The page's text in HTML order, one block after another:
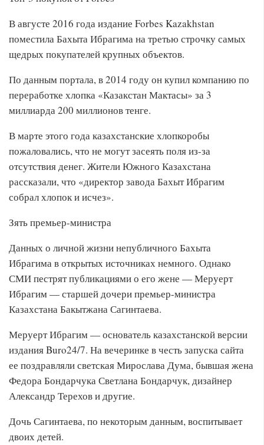
В августе 2016 года издание Forbes Kazakhstan
поместила Бахыта Ибрагима на третью строчку самых
щедрых покупателей крупных объектов.
По данным портала, в 2014 году он купил компанию по
переработке хлопка «Казакстан Мактасы» за 3
миллиарда 200 миллионов тенге.
В марте этого года казахстанские хлопкоробы
пожаловались, что не могут засеять поля из-за
отсутствия денег. Жители Южного Казахстана
рассказали, что «директор завода Бахыт Ибрагим
собрал хлопок и исчез».
Зять премьер-министра
Данных о личной жизни непубличного Бахыта
Ибрагима в открытых источниках немного. Однако
СМИ пестрят публикациями о его жене — Меруерт
Ибрагим — старшей дочери премьер-министра
Казахстана Бакытжана Сагинтаева.
Меруерт Ибрагим — основатель казахстанской версии
издания Buro24/7. На вечеринке в честь запуска сайта
ее поздравляли светская Мирослава Дума, бывшая жена
Федора Бондарчука Светлана Бондарчук, дизайнер
Александр Терехов и другие.
Дочь Сагинтаева, по некоторым данным, воспитывает
двоих детей.